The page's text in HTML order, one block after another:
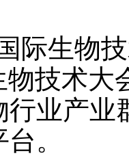
际生物
物技术
业产
。